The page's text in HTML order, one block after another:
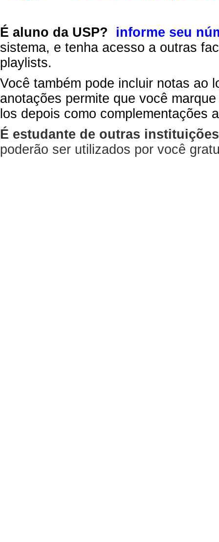
É aluno da USP?
informe seu
sistema, e tenha acesso a outras
playlists.
Você também pode incluir notas ao
anotações permite que você
los depois como complementações
É estudante de outras
poderão ser utilizados por você